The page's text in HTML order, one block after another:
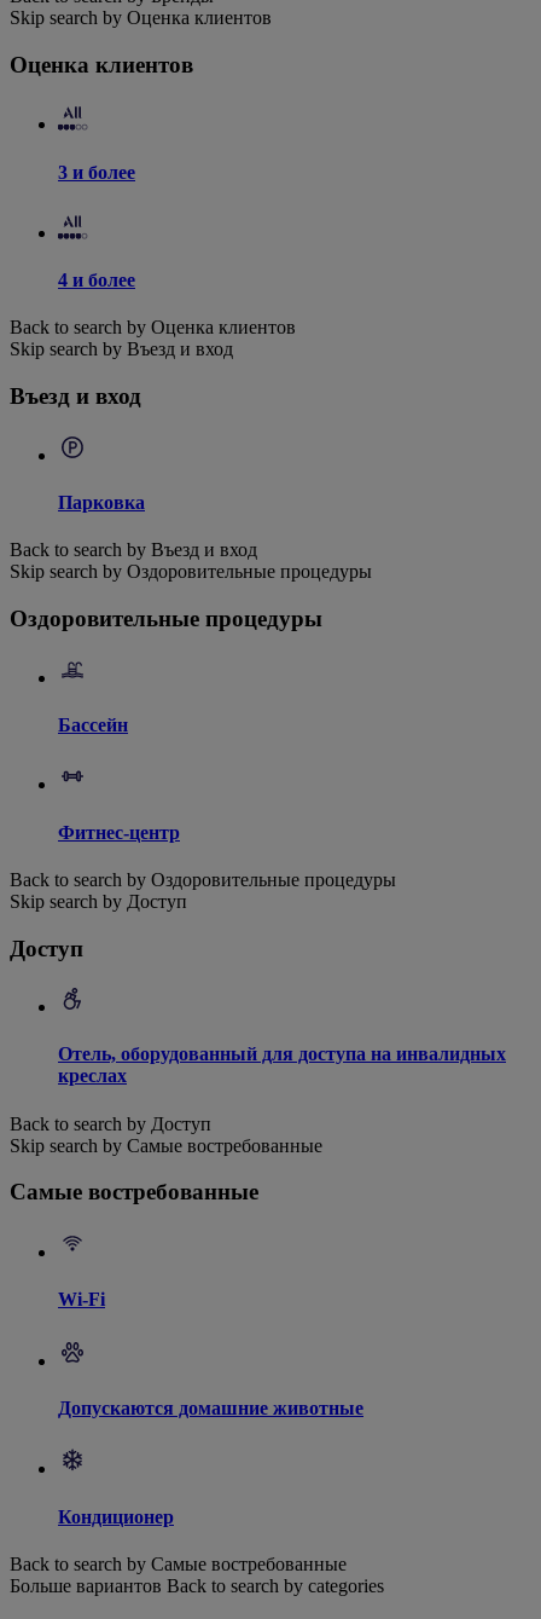
Skip search by Оценка клиентов
Оценка клиентов
3 и более
4 и более
Back to search by Оценка клиентов
Skip search by Въезд и вход
Въезд и вход
Парковка
Back to search by Въезд и вход
Skip search by Оздоровительные процедуры
Оздоровительные процедуры
Бассейн
Фитнес-центр
Back to search by Оздоровительные процедуры
Skip search by Доступ
Доступ
Отель, оборудованный для доступа на инвалидных
креслах
Back to search by Доступ
Skip search by Самые востребованные
Самые востребованные
Wi-Fi
Допускаются домашние животные
Кондиционер
Back to search by Самые востребованные
Больше вариантов Back to search by categories